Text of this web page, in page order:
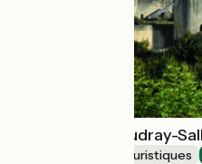
Château du Coudray-
Musées et sites touristiques